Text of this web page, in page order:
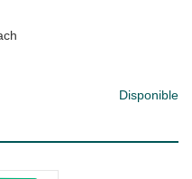
Disponible